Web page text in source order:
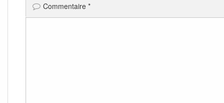
Commentaire *